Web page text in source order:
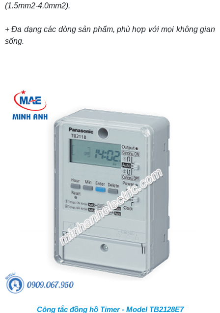
(1.5mm2-4.0mm2).
+ Đa dạng các dòng sản phẩm, phù hợp với mọi không gian
sống.
Công tắc đồng hồ Timer - Model TB2128E7